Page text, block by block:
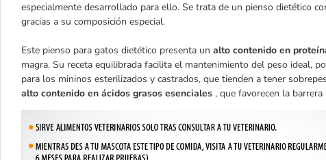
especialmente desarrollado para ello. Se trata de un pienso dietético
gracias a su composición especial.
Este pienso para gatos dietético presenta un alto contenido en
magra. Su receta equilibrada facilita el mantenimiento del peso ideal,
para los mininos esterilizados y castrados, que tienden a tener
alto contenido en ácidos grasos esenciales , que favorecen la